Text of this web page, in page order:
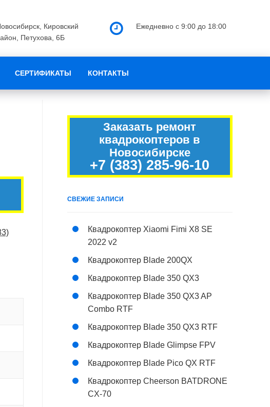
Ежедневно с 9:00 до 18:00
Кировский
​Петухова, 6Б
СЕРТИФИКАТЫ КОНТАКТЫ
Заказать ремонт
квадрокоптеров в
Новосибирске
+7 (383) 285-96-10
СВЕЖИЕ ЗАПИСИ
Квадрокоптер Xiaomi Fimi X8 SE
2022 v2
Квадрокоптер Blade 200QX
Квадрокоптер Blade 350 QX3
Квадрокоптер Blade 350 QX3 AP
Combo RTF
Квадрокоптер Blade 350 QX3 RTF
Квадрокоптер Blade Glimpse FPV
Квадрокоптер Blade Pico QX RTF
Квадрокоптер Cheerson BATDRONE
CX-70